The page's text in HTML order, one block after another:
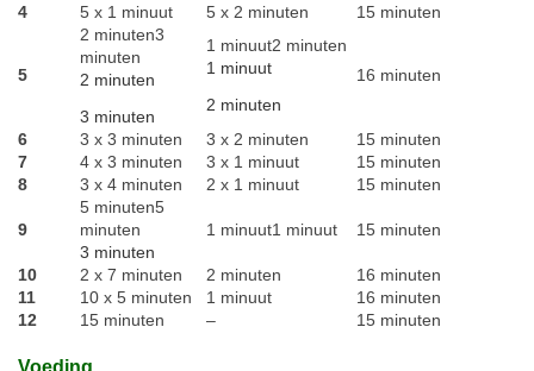
4
5 x 1 minuut 5 x 2 minuten 15 minuten
5
2 minuten3
minuten
2 minuten
3 minuten
1 minuut2 minuten
1 minuut
2 minuten
16 minuten
6 3 x 3 minuten 3 x 2 minuten
15 minuten
7
4 x 3 minuten 3 x 1 minuut
15 minuten
8
3 x 4 minuten 2 x 1 minuut 15 minuten
9
5 minuten5
minuten
3 minuten
1 minuut1 minuut 15 minuten
10 2 x 7 minuten 2 minuten
16 minuten
11
10 x 5 minuten 1 minuut
16 minuten
12
15 minuten – 15 minuten
Voeding